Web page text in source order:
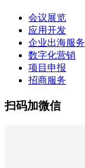
会议展览
应用开发
企业出海服务
数字化营销
项目申报
招商服务
扫码加微信